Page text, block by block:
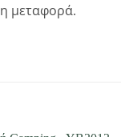
μεταφορά.